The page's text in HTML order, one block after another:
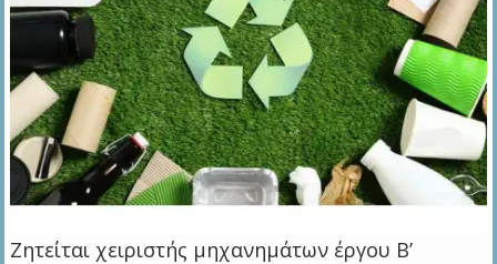
Ζητείται χειριστής μηχανημάτων έργου Β’